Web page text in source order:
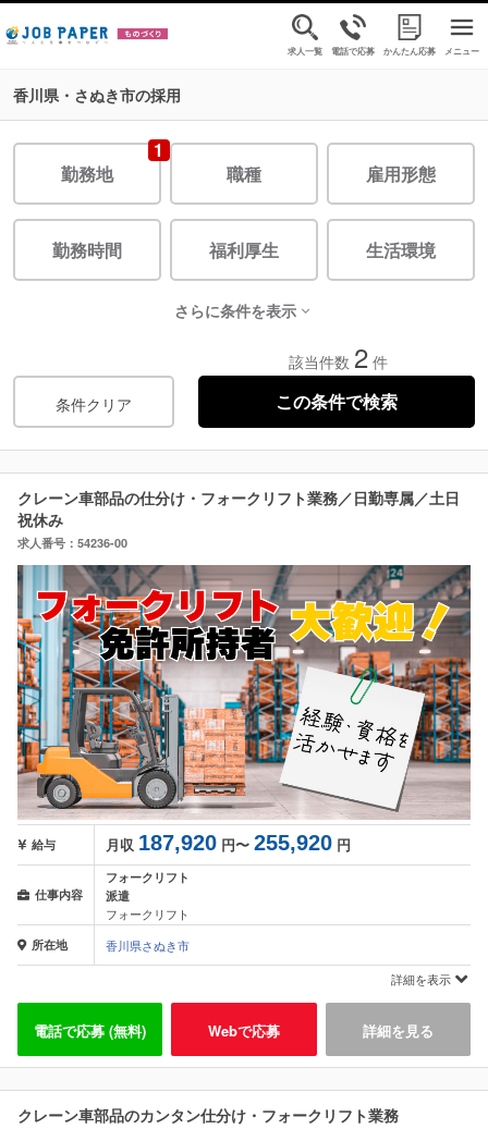
求人一覧 電話で応募 かんたん応募 メニュー
香川県・さぬき市の採用
1
勤務地
職種 雇用形態
勤務時間 福利厚生 生活環境
さらに条件を表示
条件クリア
該当件数 2 件
クレーン車部品の仕分け・フォークリフト業務／日勤専属／土日
祝休み
求人番号：54236-00
給与 月収 187,920 円〜 255,920 円
仕事内容
フォークリフト
派遣
フォークリフト
所在地
香川県さぬき市
詳細を表示
電話で応募 (無料) Webで応募 詳細を見る
クレーン車部品のカンタン仕分け・フォークリフト業務